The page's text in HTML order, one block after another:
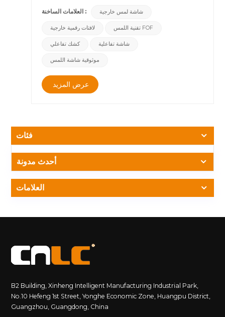
العرض الحديثة. ومع ذلك، في العديد من التطبيقات العملية، يظل
الوهمي، وانحراف اللمس، والمناطق الميتة، وبطء الاستجابة،
العالية بشكل كبير على تجربة المستخدم، وتزيد من تكاليف
الصيانة، وتقلل من وقت تشغيل المعدات.بصفتها شركةً رائدةً في
تصنيع حلول العرض الرقمي الخارجي، تتمتع CNLC بخبرةٍ واسعةٍ
المتقدمة FOF (FPC on Film) وعمليات تصنيع دقيقة لضمان
للعطل؟ بالمقارنة مع شاشات العرض الداخلية، تعمل شاشات
اللمس الخارجية في بيئات أقسى بكثير. فالتعرض المستمر لأشعة
والغبار، والكهرباء الساكنة، والتداخل الكهرومغناطيسي، كلها
اللمس أكثر تعقيدًا، مما يتطلب مستويات أعلى من استقرار
الإشارة، ودقة التصنيع، ومقاومة التداخل.ارتفاع درجة الحرارة:
التحدي الأكبر لشاشات اللمس الخارجيةيركز العديد من المشترين
الخارجية. ومع ذلك، يمكن أن تكون درجة الحرارة المرتفعة بنفس
القدر من الأهمية لأداء شاشة اللمس.تحت أشعة الشمس المباشرة
في فصل الصيف، يمكن أن تتجاوز درجة حرارة سطح شاشة اللمس
العلامات الساخنة : شاشة لمس خارجية
لافتات رقمية خارجية تقنية اللمس FOF
كشك تفاعلي شاشة تفاعلية
موثوقية شاشة اللمس
عرض المزيد
فئات
أحدث مدونة
العلامات
B2 Building, Xinheng Intelligent Manufacturing Industrial Park,
No.10 Hefeng 1st Street, Yonghe Economic Zone, Huangpu District,
Guangzhou, Guangdong, China